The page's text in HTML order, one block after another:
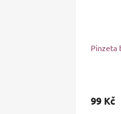
Pinzeta
99 Kč